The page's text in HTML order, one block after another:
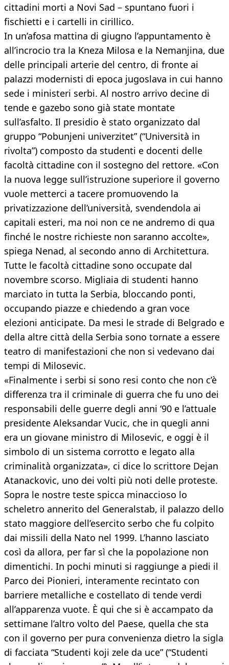
cittadini morti a Novi Sad – spuntano fuori i
fischietti e i cartelli in cirillico.
In un’afosa mattina di giugno l’appuntamento è
all’incrocio tra la Kneza Milosa e la Nemanjina, due
delle principali arterie del centro, di fronte ai
palazzi modernisti di epoca jugoslava in cui hanno
sede i ministeri serbi. Al nostro arrivo decine di
tende e gazebo sono già state montate
sull’asfalto. Il presidio è stato organizzato dal
gruppo “Pobunjeni univerzitet” (“Università in
rivolta”) composto da studenti e docenti delle
facoltà cittadine con il sostegno del rettore. «Con
la nuova legge sull’istruzione superiore il governo
vuole metterci a tacere promuovendo la
privatizzazione dell’università, svendendola ai
capitali esteri, ma noi non ce ne andremo di qua
finché le nostre richieste non saranno accolte»,
spiega Nenad, al secondo anno di Architettura.
Tutte le facoltà cittadine sono occupate dal
novembre scorso. Migliaia di studenti hanno
marciato in tutta la Serbia, bloccando ponti,
occupando piazze e chiedendo a gran voce
elezioni anticipate. Da mesi le strade di Belgrado e
della altre città della Serbia sono tornate a essere
teatro di manifestazioni che non si vedevano dai
tempi di Milosevic.
«Finalmente i serbi si sono resi conto che non c’è
differenza tra il criminale di guerra che fu uno dei
responsabili delle guerre degli anni ‘90 e l’attuale
presidente Aleksandar Vucic, che in quegli anni
era un giovane ministro di Milosevic, e oggi è il
simbolo di un sistema corrotto e legato alla
criminalità organizzata», ci dice lo scrittore Dejan
Atanackovic, uno dei volti più noti delle proteste.
Sopra le nostre teste spicca minaccioso lo
scheletro annerito del Generalstab, il palazzo dello
stato maggiore dell’esercito serbo che fu colpito
dai missili della Nato nel 1999. L’hanno lasciato
così da allora, per far sì che la popolazione non
dimentichi. In pochi minuti si raggiunge a piedi il
Parco dei Pionieri, interamente recintato con
barriere metalliche e costellato di tende verdi
all’apparenza vuote. È qui che si è accampato da
settimane l’altro volto del Paese, quella che sta
con il governo per pura convenienza dietro la sigla
di facciata “Studenti koji zele da uce” (“Studenti